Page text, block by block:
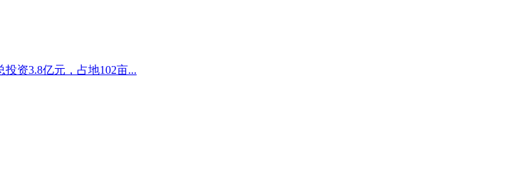
资3.8亿元，占地102亩...